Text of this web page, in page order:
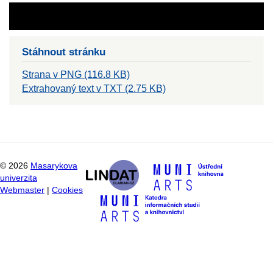
Stáhnout stránku
Strana v PNG (116.8 KB)
Extrahovaný text v TXT (2.75 KB)
© 2026 Masarykova
univerzita
Webmaster
Cookies